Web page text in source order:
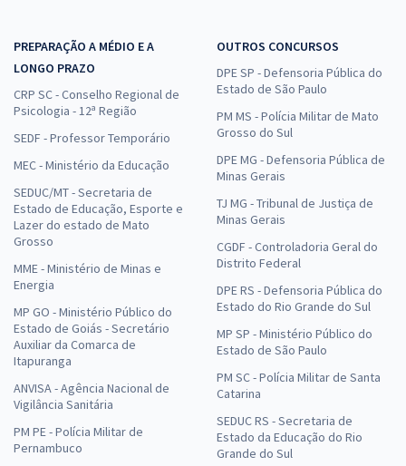
PREPARAÇÃO A MÉDIO E A
LONGO PRAZO
CRP SC - Conselho Regional de
Psicologia - 12ª Região
SEDF - Professor Temporário
MEC - Ministério da Educação
SEDUC/MT - Secretaria de
Estado de Educação, Esporte e
Lazer do estado de Mato
Grosso
MME - Ministério de Minas e
Energia
MP GO - Ministério Público do
Estado de Goiás - Secretário
Auxiliar da Comarca de
Itapuranga
ANVISA - Agência Nacional de
Vigilância Sanitária
PM PE - Polícia Militar de
Pernambuco
OUTROS CONCURSOS
DPE SP - Defensoria Pública do
Estado de São Paulo
PM MS - Polícia Militar de Mato
Grosso do Sul
DPE MG - Defensoria Pública de
Minas Gerais
TJ MG - Tribunal de Justiça de
Minas Gerais
CGDF - Controladoria Geral do
Distrito Federal
DPE RS - Defensoria Pública do
Estado do Rio Grande do Sul
MP SP - Ministério Público do
Estado de São Paulo
PM SC - Polícia Militar de Santa
Catarina
SEDUC RS - Secretaria de
Estado da Educação do Rio
Grande do Sul